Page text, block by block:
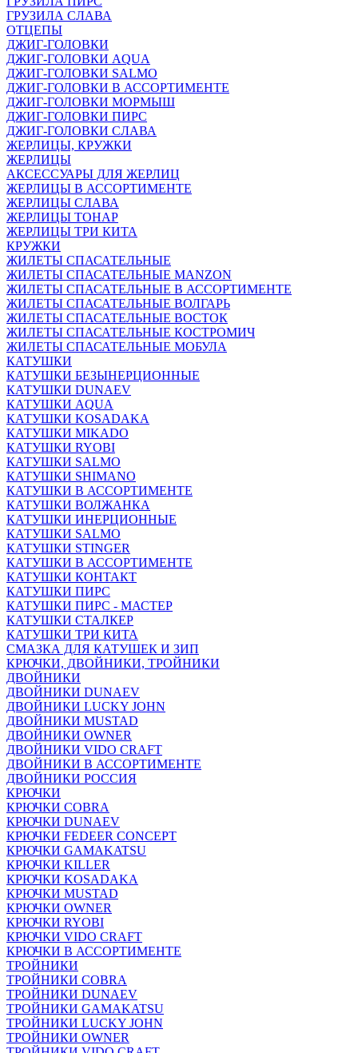
ГРУЗИЛА СЛАВА
ОТЦЕПЫ
ДЖИГ-ГОЛОВКИ
ДЖИГ-ГОЛОВКИ AQUA
ДЖИГ-ГОЛОВКИ SALMO
ДЖИГ-ГОЛОВКИ В АССОРТИМЕНТЕ
ДЖИГ-ГОЛОВКИ МОРМЫШ
ДЖИГ-ГОЛОВКИ ПИРС
ДЖИГ-ГОЛОВКИ СЛАВА
ЖЕРЛИЦЫ, КРУЖКИ
ЖЕРЛИЦЫ
АКСЕССУАРЫ ДЛЯ ЖЕРЛИЦ
ЖЕРЛИЦЫ В АССОРТИМЕНТЕ
ЖЕРЛИЦЫ СЛАВА
ЖЕРЛИЦЫ ТОНАР
ЖЕРЛИЦЫ ТРИ КИТА
КРУЖКИ
ЖИЛЕТЫ СПАСАТЕЛЬНЫЕ
ЖИЛЕТЫ СПАСАТЕЛЬНЫЕ MANZON
ЖИЛЕТЫ СПАСАТЕЛЬНЫЕ В АССОРТИМЕНТЕ
ЖИЛЕТЫ СПАСАТЕЛЬНЫЕ ВОЛГАРЬ
ЖИЛЕТЫ СПАСАТЕЛЬНЫЕ ВОСТОК
ЖИЛЕТЫ СПАСАТЕЛЬНЫЕ КОСТРОМИЧ
ЖИЛЕТЫ СПАСАТЕЛЬНЫЕ МОБУЛА
КАТУШКИ
КАТУШКИ БЕЗЫНЕРЦИОННЫЕ
КАТУШКИ DUNAEV
КАТУШКИ AQUA
КАТУШКИ KOSADAKA
КАТУШКИ MIKADO
КАТУШКИ RYOBI
КАТУШКИ SALMO
КАТУШКИ SHIMANO
КАТУШКИ В АССОРТИМЕНТЕ
КАТУШКИ ВОЛЖАНКА
КАТУШКИ ИНЕРЦИОННЫЕ
КАТУШКИ SALMO
КАТУШКИ STINGER
КАТУШКИ В АССОРТИМЕНТЕ
КАТУШКИ КОНТАКТ
КАТУШКИ ПИРС
КАТУШКИ ПИРС - МАСТЕР
КАТУШКИ СТАЛКЕР
КАТУШКИ ТРИ КИТА
СМАЗКА ДЛЯ КАТУШЕК И ЗИП
КРЮЧКИ, ДВОЙНИКИ, ТРОЙНИКИ
ДВОЙНИКИ
ДВОЙНИКИ DUNAEV
ДВОЙНИКИ LUCKY JOHN
ДВОЙНИКИ MUSTAD
ДВОЙНИКИ OWNER
ДВОЙНИКИ VIDO CRAFT
ДВОЙНИКИ В АССОРТИМЕНТЕ
ДВОЙНИКИ РОССИЯ
КРЮЧКИ
КРЮЧКИ COBRA
КРЮЧКИ DUNAEV
КРЮЧКИ FEDEER CONCEPT
КРЮЧКИ GAMAKATSU
КРЮЧКИ KILLER
КРЮЧКИ KOSADAKA
КРЮЧКИ MUSTAD
КРЮЧКИ OWNER
КРЮЧКИ RYOBI
КРЮЧКИ VIDO CRAFT
КРЮЧКИ В АССОРТИМЕНТЕ
ТРОЙНИКИ
ТРОЙНИКИ COBRA
ТРОЙНИКИ DUNAEV
ТРОЙНИКИ GAMAKATSU
ТРОЙНИКИ LUCKY JOHN
ТРОЙНИКИ OWNER